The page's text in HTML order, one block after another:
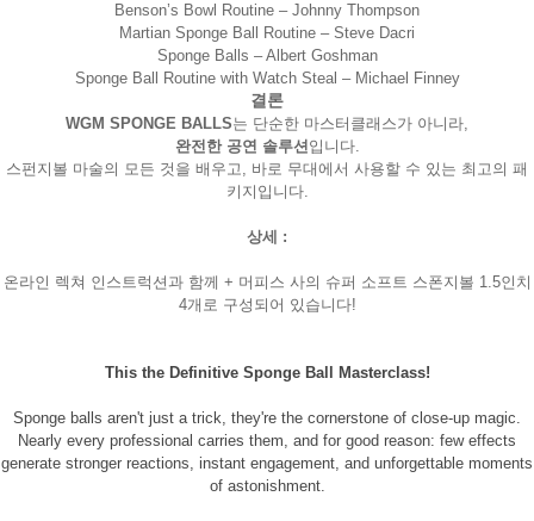
페이코 라이
구매
Benson’s Bowl Routine – Johnny Thompson
Martian Sponge Ball Routine – Steve Dacri
Sponge Balls – Albert Goshman
Sponge Ball Routine with Watch Steal – Michael Finney
결론
WGM SPONGE BALLS
완전한 공연 솔루션
스펀지볼 마술의 모든 것을 배우고, 바로 무대에서 사용할 수 있는 최고의 패
키지입니다.
상세 :
온라인 렉쳐 인스트럭션과 함께 + 머피스 사의 슈퍼 소프트 스폰지볼 1.5인치
4개로 구성되어 있습니다!
This the Definitive Sponge Ball Masterclass!
Sponge balls aren't just a trick, they're the cornerstone of close-up magic.
Nearly every professional carries them, and for good reason: few effects
generate stronger reactions, instant engagement, and unforgettable moments
of astonishment.